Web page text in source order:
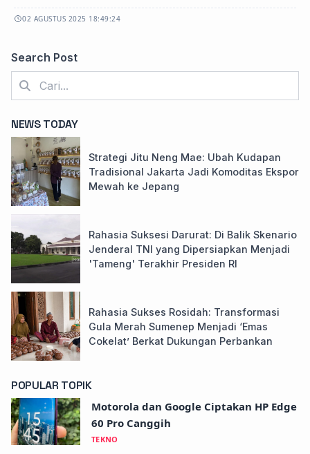
02 AGUSTUS 2025 18:49:24
Search Post
NEWS TODAY
Strategi Jitu Neng Mae: Ubah Kudapan
Tradisional Jakarta Jadi Komoditas Ekspor
Mewah ke Jepang
Rahasia Suksesi Darurat: Di Balik Skenario
Jenderal TNI yang Dipersiapkan Menjadi
'Tameng' Terakhir Presiden RI
Rahasia Sukses Rosidah: Transformasi
Gula Merah Sumenep Menjadi ‘Emas
Cokelat’ Berkat Dukungan Perbankan
POPULAR TOPIK
Motorola dan Google Ciptakan HP Edge
60 Pro Canggih
TEKNO